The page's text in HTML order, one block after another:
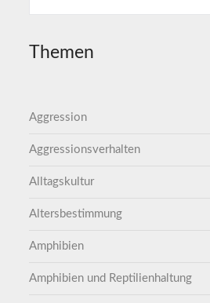
Themen
Aggression
Aggressionsverhalten
Alltagskultur
Altersbestimmung
Amphibien
Amphibien und Reptilienhaltung